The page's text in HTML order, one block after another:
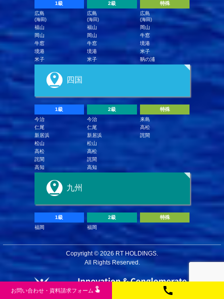
お問い合わせ・ 資料請求フ ォー ム touch_app call
1級
広島
(海田)
福山
岡山
牛窓
境港
米子
2級
広島
(海田)
福山
岡山
牛窓
境港
米子
特殊
広島
(海田)
岡山
牛窓
境港
米子
鞆の浦
四国
1級
今治
仁尾
新居浜
松山
高松
詫間
高知
2級
今治
仁尾
新居浜
松山
高松
詫間
高知
特殊
来島
高松
詫間
九州
1級
福岡
2級
福岡
特殊
Copyright © 2026 RT HOLDINGS.
All Rights Reserved.